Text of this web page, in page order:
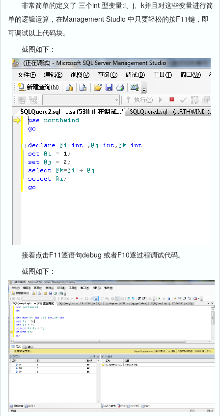
非常简单的定义了 三个int 型变量:i、j、k并且对这些变量进行简
单的逻辑运算，在Management Studio 中只要轻松的按F11键，即
可调试以上代码块。
截图如下：
接着点击F11逐语句debug 或者F10逐过程调试代码。
截图如下：